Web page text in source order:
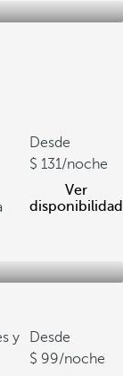
Desde
131/noche
Ver
disponibilidad
y
Desde
99/noche